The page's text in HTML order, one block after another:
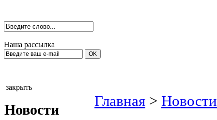
Наша рассылка
закрыть
Новости
Главная >